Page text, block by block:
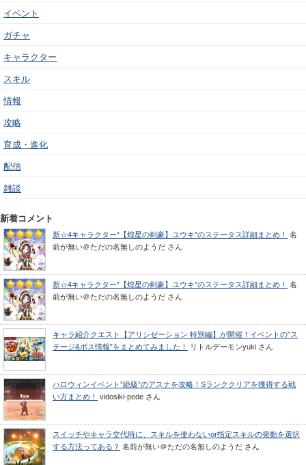
イベント
ガチャ
キャラクター
スキル
情報
攻略
育成・進化
配信
雑談
新着コメント
新☆4キャラクター”【煌星の剣豪】ユウキ”のステータス詳細まとめ！
名
前が無い＠ただの名無しのようだ さん
新☆4キャラクター”【煌星の剣豪】ユウキ”のステータス詳細まとめ！
名
前が無い＠ただの名無しのようだ さん
キャラ紹介クエスト【アリシゼーション 特別編】が開催！イベントの”ス
テージ&ボス情報”をまとめてみました！
リトルデーモンyuki さん
ハロウィンイベント”絶級”のアスナを攻略！Sランククリアを獲得する戦
い方まとめ！
vidosiki-pede さん
スイッチやキャラ交代時に、スキルを使わないor指定スキルの発動を選択
する方法ってある？ 名前が無い＠ただの名無しのようだ さん